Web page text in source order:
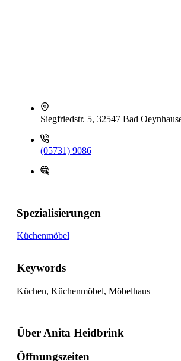
Siegfriedstr. 5, 32547 Bad
(05731) 9086
Spezialisierungen
Küchenmöbel
Keywords
Küchen, Küchenmöbel, Möbelhaus
Über Anita Heidbrink
Öffnungszeiten